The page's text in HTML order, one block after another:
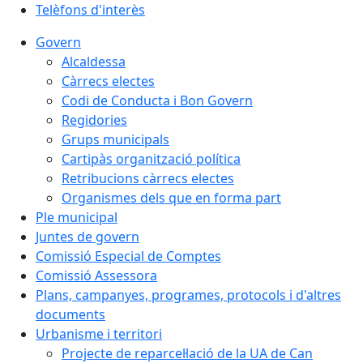
Telèfons d'interès
Govern
Alcaldessa
Càrrecs electes
Codi de Conducta i Bon Govern
Regidories
Grups municipals
Cartipàs organització política
Retribucions càrrecs electes
Organismes dels que en forma part
Ple municipal
Juntes de govern
Comissió Especial de Comptes
Comissió Assessora
Plans, campanyes, programes, protocols i d'altres
documents
Urbanisme i territori
Projecte de reparcel·lació de la UA de Can